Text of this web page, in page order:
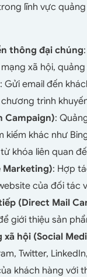
lĩnh vực
thông đại chúng
xã hội,
: Gửi email đến
trình
Campaign):
khác như
khóa liên quan
Marketing): Hợp
của đối tác
(Direct Mail
giới thiệu sản
hội (Social
Twitter,
khách hàng với